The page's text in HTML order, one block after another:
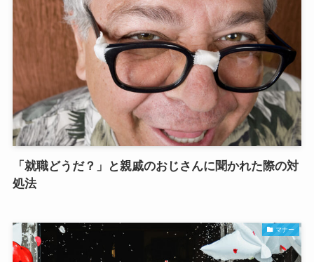
「就職どうだ？」と親戚のおじさんに聞かれた際の対
処法
マナー